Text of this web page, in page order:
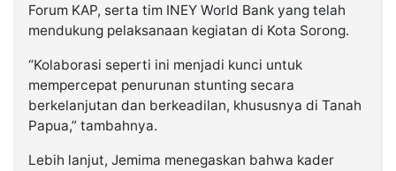
Forum KAP, serta tim INEY World Bank yang telah
mendukung pelaksanaan kegiatan di Kota Sorong.
“Kolaborasi seperti ini menjadi kunci untuk
mempercepat penurunan stunting secara
berkelanjutan dan berkeadilan, khususnya di Tanah
Papua,” tambahnya.
Lebih lanjut, Jemima menegaskan bahwa kader